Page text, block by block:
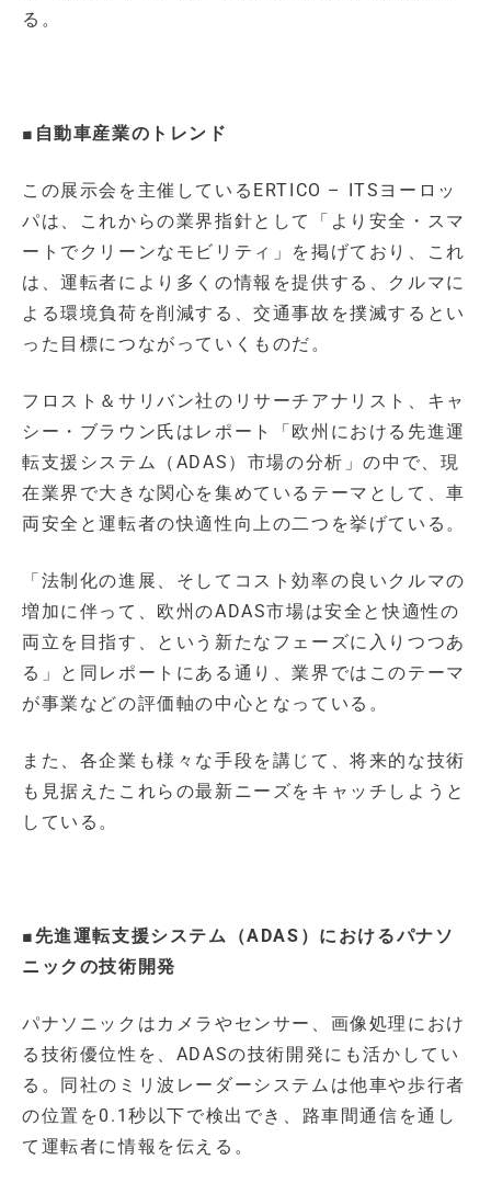
る。
■自動車産業のトレンド
この展示会を主催しているERTICO – ITSヨーロッ
パは、これからの業界指針として「より安全・スマ
ートでクリーンなモビリティ」を掲げており、これ
は、運転者により多くの情報を提供する、クルマに
よる環境負荷を削減する、交通事故を撲滅するとい
った目標につながっていくものだ。
フロスト＆サリバン社のリサーチアナリスト、キャ
シー・ブラウン氏はレポート「欧州における先進運
転支援システム（ADAS）市場の分析」の中で、現
在業界で大きな関心を集めているテーマとして、車
両安全と運転者の快適性向上の二つを挙げている。
「法制化の進展、そしてコスト効率の良いクルマの
増加に伴って、欧州のADAS市場は安全と快適性の
両立を目指す、という新たなフェーズに入りつつあ
る」と同レポートにある通り、業界ではこのテーマ
が事業などの評価軸の中心となっている。
また、各企業も様々な手段を講じて、将来的な技術
も見据えたこれらの最新ニーズをキャッチしようと
している。
■先進運転支援システム（ADAS）におけるパナソ
ニックの技術開発
パナソニックはカメラやセンサー、画像処理におけ
る技術優位性を、ADASの技術開発にも活かしてい
る。同社のミリ波レーダーシステムは他車や歩行者
の位置を0.1秒以下で検出でき、路車間通信を通し
て運転者に情報を伝える。